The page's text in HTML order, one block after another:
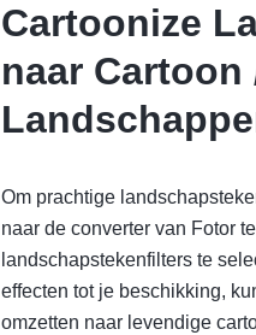
Cartoonize
naar
Om prachtige
naar de converter van Fotor
landschapstekenfilters te
effecten tot je beschikking,
omzetten naar levendige